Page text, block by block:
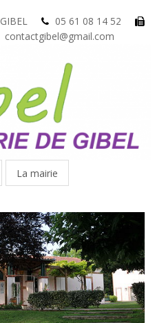
05 61 08 14 52
contactgibel@gmail.com
La mairie